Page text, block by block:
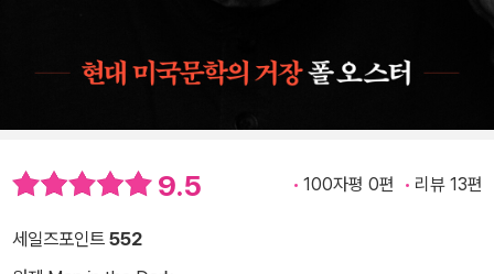
9.5 100자평 0편 리뷰 13편
세일즈포인트 552